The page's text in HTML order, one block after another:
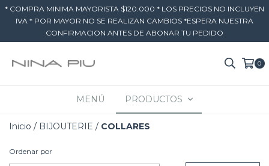
* COMPRA MINIMA MAYORISTA $120.000 * LOS PRECIOS NO INCLUYEN
IVA * POR MAYOR NO SE REALIZAN CAMBIOS *ESPERA NUESTRA
CONFIRMACION ANTES DE ABONAR TU PEDIDO
0
MENÚ PRODUCTOS
Inicio / BIJOUTERIE / COLLARES
Ordenar por